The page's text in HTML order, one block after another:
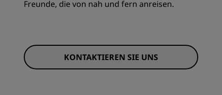
Freunde, die von nah und fern anreisen.
KONTAKTIEREN SIE UNS